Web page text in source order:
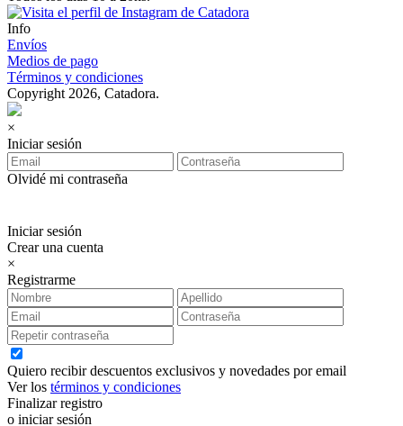
Info
Envíos
Medios de pago
Términos y condiciones
Copyright 2026, Catadora.
×
Iniciar sesión
Olvidé mi contraseña
Iniciar sesión
Crear una cuenta
×
Registrarme
Quiero recibir descuentos exclusivos y novedades por email
Ver los términos y condiciones
Finalizar registro
o iniciar sesión